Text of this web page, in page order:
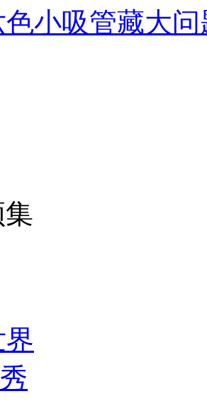
车翻车
急速倒车逃窜
色小吸管藏大